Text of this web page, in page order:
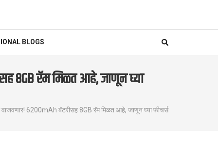
BLOGS
8GB रॅम मिळत आहे, जाणून घ्या
6200mAh बॅटरीसह 8GB रॅम मिळत आहे, जाणून घ्या फीचर्स